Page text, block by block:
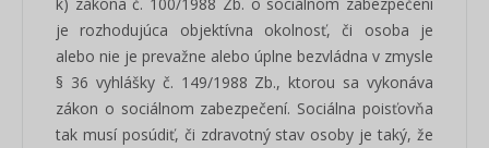
je rozhodujúca objektívna okolnosť, či osoba je
alebo nie je prevažne alebo úplne bezvládna v zmysle
§ 36 vyhlášky č. 149/1988 Zb., ktorou sa vykonáva
zákon o sociálnom zabezpečení. Sociálna poisťovňa
tak musí posúdiť, či zdravotný stav osoby je taký, že